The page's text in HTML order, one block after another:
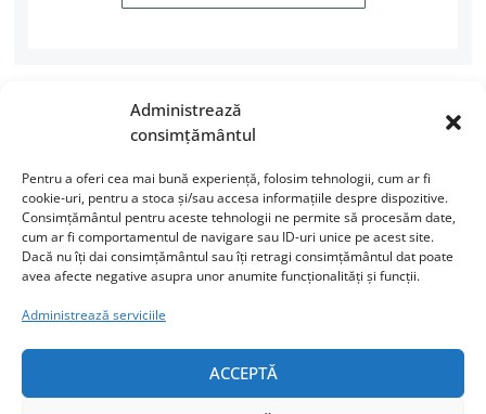
Administrează
consimțământul
Pentru a oferi cea mai bună experiență, folosim tehnologii, cum ar fi
cookie-uri, pentru a stoca și/sau accesa informațiile despre dispozitive.
Consimțământul pentru aceste tehnologii ne permite să procesăm date,
cum ar fi comportamentul de navigare sau ID-uri unice pe acest site.
Dacă nu îți dai consimțământul sau îți retragi consimțământul dat poate
avea afecte negative asupra unor anumite funcționalități și funcții.
Administrează serviciile
ACCEPTĂ
Tu ce faci când vezi că un
copil are nevoie de ajutor?